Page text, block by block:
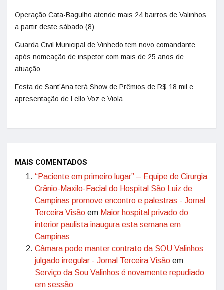
Operação Cata-Bagulho atende mais 24 bairros de Valinhos
a partir deste sábado (8)
Guarda Civil Municipal de Vinhedo tem novo comandante
após nomeação de inspetor com mais de 25 anos de
atuação
Festa de Sant’Ana terá Show de Prêmios de R$ 18 mil e
apresentação de Lello Voz e Viola
MAIS COMENTADOS
“Paciente em primeiro lugar” – Equipe de Cirurgia
Crânio-Maxilo-Facial do Hospital São Luiz de
Campinas promove encontro e palestras - Jornal
Terceira Visão em Maior hospital privado do
interior paulista inaugura esta semana em
Campinas
Câmara pode manter contrato da SOU Valinhos
julgado irregular - Jornal Terceira Visão em
Serviço da Sou Valinhos é novamente repudiado
em sessão